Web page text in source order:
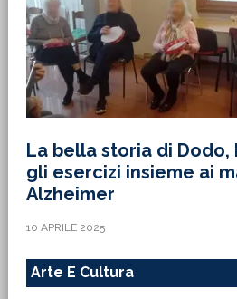
La bella storia di
gli esercizi insieme ai
Alzheimer
10 APRILE 2025
Arte E Cultura